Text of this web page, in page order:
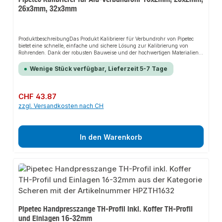
26x3mm, 32x3mm
ProduktbeschreibungDas Produkt Kalibrierer für Verbundrohr von Pipetec
bietet eine schnelle, einfache und sichere Lösung zur Kalibrierung von
Rohrenden. Dank der robusten Bauweise und der hochwertigen Materialien
Installationsbereiche an. Das durchdachte Design und die einfache
Handhabung machen dieses Produkt zu einer zuverlässigen Wahl für jede
Entgraterklingen, um die Standzeit des Werkzeugs zu verlängernNach dem
werdenAnwendungsbereicheHeizungsanlagenDruckluftinstallationenTrinkw
langlebige MaterialienIn unserem Sortiment finden Sie auch passende
Zubehörteile sowie weitere Produkte für den Anschluss.Lieferumfang: 1x
Pipetec Kalibrierer für Alu-Verbundrohr 16-32mm
Wenige Stück verfügbar, Lieferzeit 5-7 Tage
Regulärer Preis:
CHF 43.87
zzgl. Versandkosten nach CH
In den Warenkorb
Pipetec Handpresszange TH-Profil inkl. Koffer TH-Profil
und Einlagen 16-32mm